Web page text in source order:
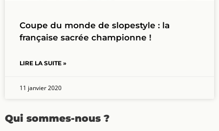
Coupe du monde de slopestyle : la
française sacrée championne !
LIRE LA SUITE »
11 janvier 2020
Qui sommes-nous ?